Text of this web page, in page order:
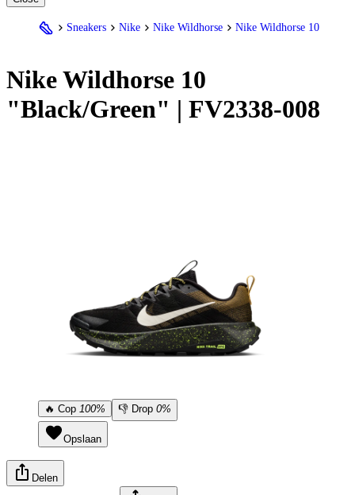
Sneakers Nike Nike Wildhorse Nike Wildhorse 10
NikeWildhorse 10
"Black/Green" | FV2338-008
🔥 Cop 100% 👎 Drop 0%
Opslaan
Delen